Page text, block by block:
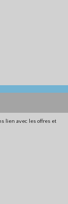
lien avec les offres et